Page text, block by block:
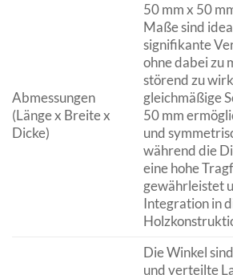
Abmessungen
(Länge x Breite x
Dicke)
50 mm x 50
Maße sind
signifikante
ohne dabei zu
störend zu
gleichmäßige
50 mm
und
während die
eine hohe
gewährleistet
Integration in
Die Winkel
und verteilte